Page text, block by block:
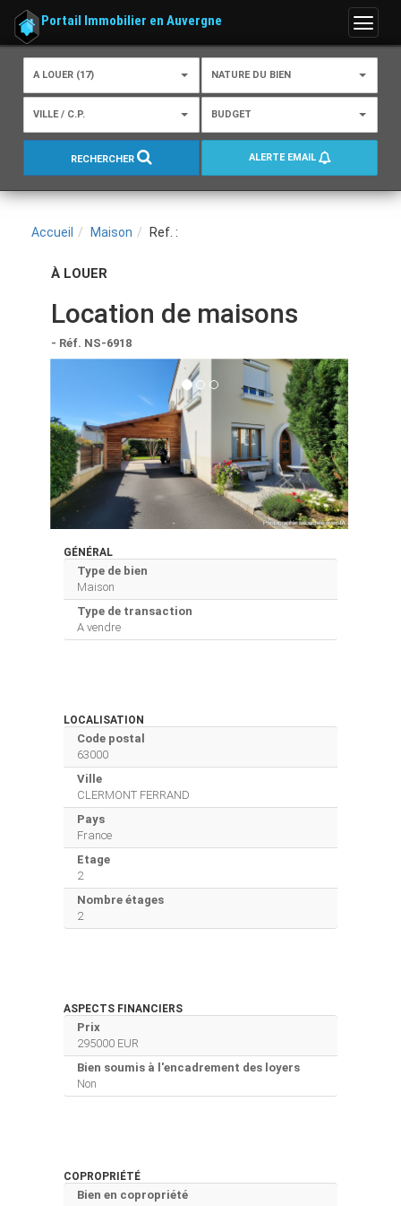
Menu
Portail Immobilier en Auvergne
A LOUER (17) NATURE DU BIEN
VILLE / C.P. BUDGET
RECHERCHER ALERTE EMAIL
Accueil Maison Ref. :
À LOUER
Location de maisons
- Réf. NS-6918
GÉNÉRAL
Type de bien
Maison
Type de transaction
A vendre
LOCALISATION
Code postal
63000
Ville
CLERMONT FERRAND
Pays
France
Etage
2
Nombre étages
2
ASPECTS FINANCIERS
Prix
295000 EUR
Bien soumis à l'encadrement des loyers
Non
COPROPRIÉTÉ
Bien en copropriété